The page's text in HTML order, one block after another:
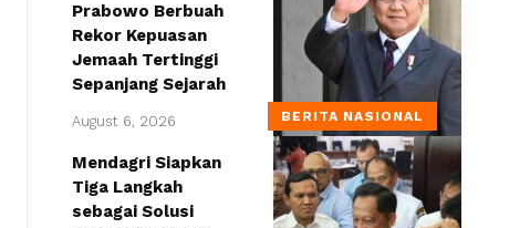
BERITA NASIONAL
Prabowo Berbuah
Rekor Kepuasan
Jemaah Tertinggi
Sepanjang Sejarah
August 6, 2026
Mendagri Siapkan
Tiga Langkah
sebagai Solusi